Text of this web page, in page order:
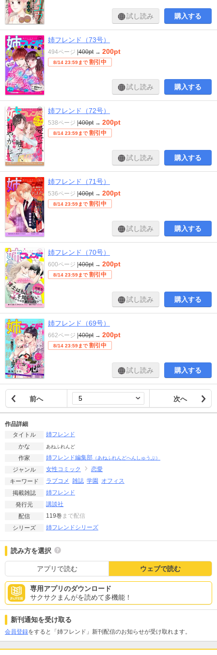
試し読み 購入する
姉フレンド（73号）
494ページ |400pt → 200pt
8/14 23:59まで 割引中
試し読み 購入する
姉フレンド（72号）
538ページ |400pt → 200pt
8/14 23:59まで 割引中
試し読み 購入する
姉フレンド（71号）
536ページ |400pt → 200pt
8/14 23:59まで 割引中
試し読み 購入する
姉フレンド（70号）
600ページ |400pt → 200pt
8/14 23:59まで 割引中
試し読み 購入する
姉フレンド（69号）
662ページ |400pt → 200pt
8/14 23:59まで 割引中
試し読み 購入する
前へ 次へ
作品詳細
タイトル
姉フレンド
かな
あねふれんど
作家 姉フレンド編集部 （あねふれんどへんしゅうぶ）
ジャンル 女性コミック
恋愛
キーワード
ラブコメ 雑誌 学園
オフィス
掲載雑誌
姉フレンド
発行元
講談社
配信
119巻 まで配信
シリーズ
姉フレンドシリーズ
読み方を選択
アプリで読む ウェブで読む
専用アプリのダウンロード
サクサクまんがを読めて多機能！
新刊通知を受け取る
会員登録をすると「姉フレンド」新刊配信のお知らせが受け取れます。